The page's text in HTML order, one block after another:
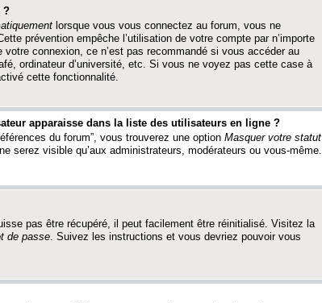
?
lorsque vous vous connectez au forum, vous ne
prévention empêche l’utilisation de votre compte par n’importe
connexion, ce n’est pas recommandé si vous accéder au
ordinateur d’université, etc. Si vous ne voyez pas cette case à
cette fonctionnalité.
apparaisse dans la liste des utilisateurs en ligne ?
du forum”, vous trouverez une option Masquer votre statut
serez visible qu’aux administrateurs, modérateurs ou vous-même.
pas être récupéré, il peut facilement être réinitialisé. Visitez la
de passe. Suivez les instructions et vous devriez pouvoir vous